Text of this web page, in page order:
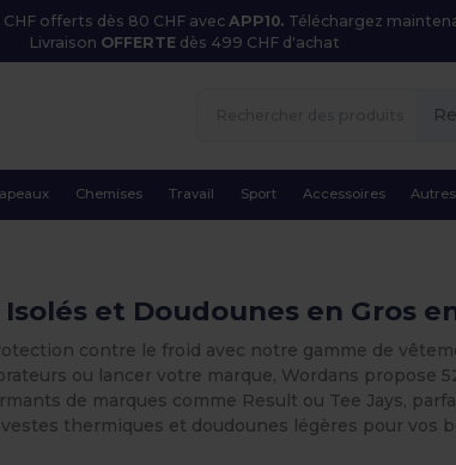
CHF offerts dès 80 CHF avecAPP10. Téléchargez
Livraison OFFERTE dès 499 CHF d'achat
Chemises Travail Sport Accessoires Autres
et Doudounes en Gros
contre le froid avec notre gamme de
ou lancer votre marque, Wordans propose
de marques comme Result ou Tee Jays,
thermiques et doudounes légères pour vos